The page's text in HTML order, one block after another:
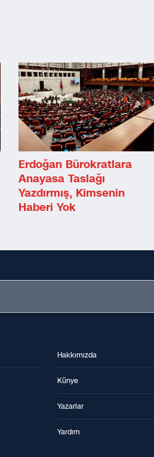
Erdoğan Bürokratlara
Anayasa Taslağı
Yazdırmış, Kimsenin
Haberi Yok
Hakkımızda
Künye
Yazarlar
Yardım